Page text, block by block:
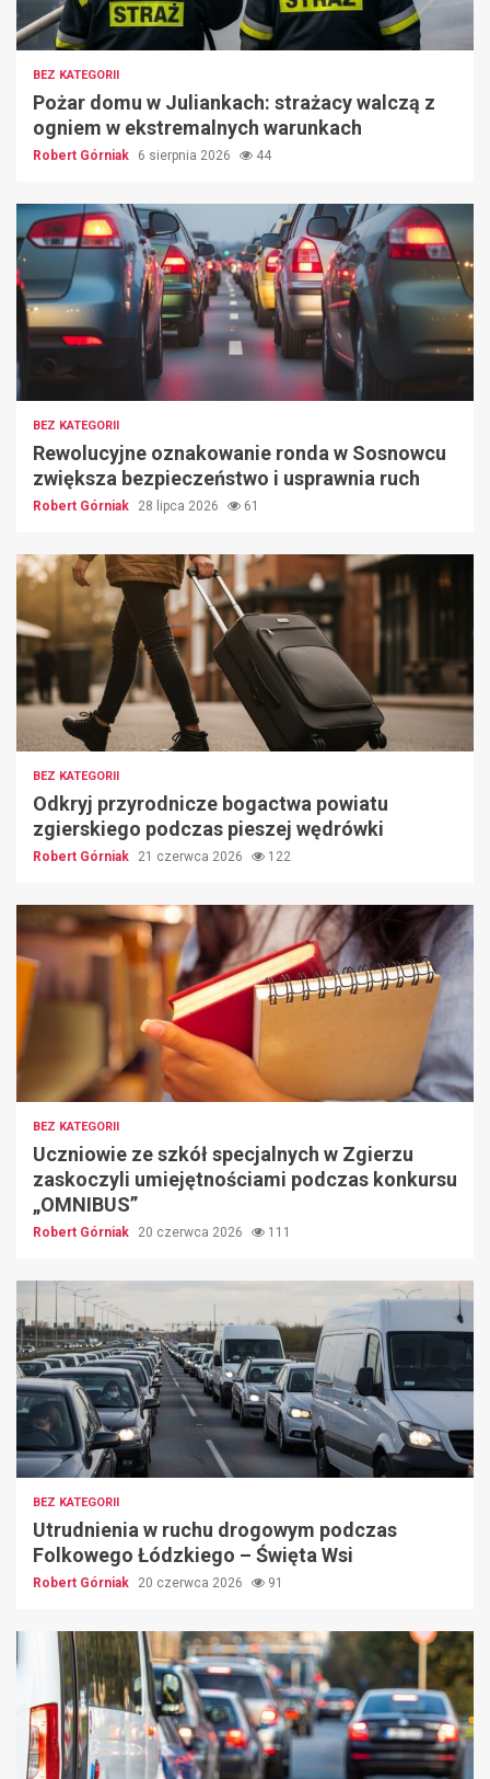
BEZ KATEGORII
Pożar domu w Juliankach: strażacy walczą z
ogniem w ekstremalnych warunkach
Robert Górniak 6 sierpnia 2026 44
BEZ KATEGORII
Rewolucyjne oznakowanie ronda w Sosnowcu
zwiększa bezpieczeństwo i usprawnia ruch
Robert Górniak 28 lipca 2026 61
BEZ KATEGORII
Odkryj przyrodnicze bogactwa powiatu
zgierskiego podczas pieszej wędrówki
Robert Górniak 21 czerwca 2026 122
BEZ KATEGORII
Uczniowie ze szkół specjalnych w Zgierzu
zaskoczyli umiejętnościami podczas konkursu
„OMNIBUS”
Robert Górniak 20 czerwca 2026 111
BEZ KATEGORII
Utrudnienia w ruchu drogowym podczas
Folkowego Łódzkiego – Święta Wsi
Robert Górniak 20 czerwca 2026 91